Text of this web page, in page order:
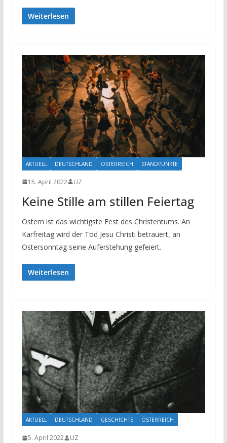
Weiterlesen
AKTUELL DEUTSCHLAND ÖSTERREICH STANDPUNKTE
15. April 2022 UZ
Keine Stille am stillen Feiertag
Ostern ist das wichtigste Fest des Christentums. An
Karfreitag wird der Tod Jesu Christi betrauert, an
Ostersonntag seine Auferstehung gefeiert.
Weiterlesen
AKTUELL DEUTSCHLAND GESCHICHTE ÖSTERREICH
5. April 2022 UZ